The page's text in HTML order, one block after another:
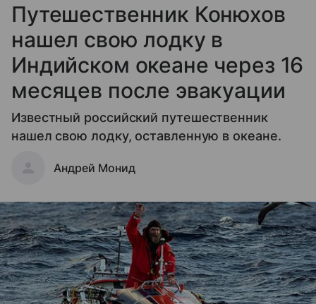
Путешественник Конюхов
нашел свою лодку в
Индийском океане через 16
месяцев после эвакуации
Известный российский путешественник
нашел свою лодку, оставленную в океане.
Андрей Монид